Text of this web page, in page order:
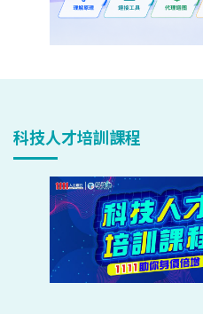
科技人才培訓課程